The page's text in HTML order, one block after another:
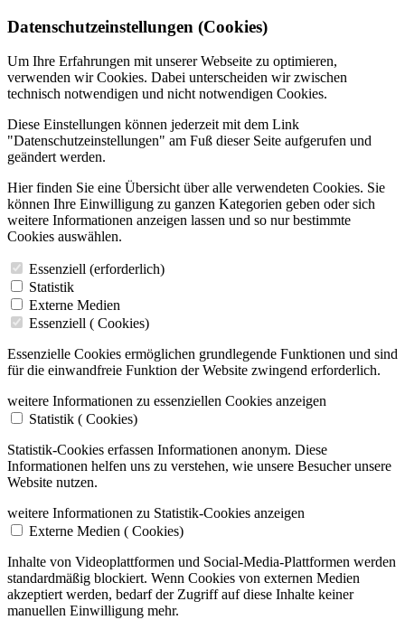
Datenschutzeinstellungen (Cookies)
Um Ihre Erfahrungen mit unserer Webseite zu optimieren,
verwenden wir Cookies. Dabei unterscheiden wir zwischen
technisch notwendigen und nicht notwendigen Cookies.
Diese Einstellungen können jederzeit mit dem Link
"Datenschutzeinstellungen" am Fuß dieser Seite aufgerufen und
geändert werden.
Hier finden Sie eine Übersicht über alle verwendeten Cookies. Sie
können Ihre Einwilligung zu ganzen Kategorien geben oder sich
weitere Informationen anzeigen lassen und so nur bestimmte
Cookies auswählen.
Essenziell (erforderlich)
Statistik
Externe Medien
Essenziell ( Cookies)
Essenzielle Cookies ermöglichen grundlegende Funktionen und sind
für die einwandfreie Funktion der Website zwingend erforderlich.
weitere Informationen zu essenziellen Cookies anzeigen
Statistik ( Cookies)
Statistik-Cookies erfassen Informationen anonym. Diese
Informationen helfen uns zu verstehen, wie unsere Besucher unsere
Website nutzen.
weitere Informationen zu Statistik-Cookies anzeigen
Externe Medien ( Cookies)
Inhalte von Videoplattformen und Social-Media-Plattformen werden
standardmäßig blockiert. Wenn Cookies von externen Medien
akzeptiert werden, bedarf der Zugriff auf diese Inhalte keiner
manuellen Einwilligung mehr.